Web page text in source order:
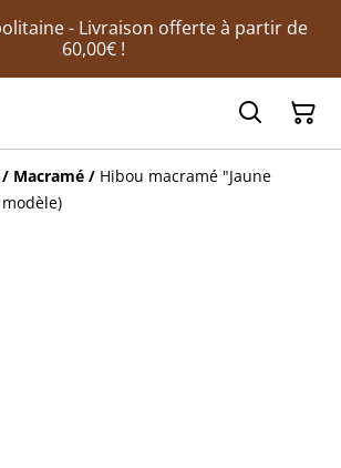
- Livraison offerte à partir de
60,00€ !
/ Macramé / Hibou macramé "Jaune